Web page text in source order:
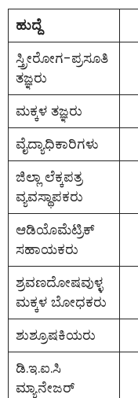
ಹುದ್ದೆ
ಸ್ತ್ರೀರೋಗ-ಪ್ರಸೂತಿ
ತಜ್ಞರು
ಮಕ್ಕಳ ತಜ್ಞರು
ವೈದ್ಯಾಧಿಕಾರಿಗಳು
ಜಿಲ್ಲಾ ಲೆಕ್ಕಪತ್ರ
ವ್ಯವಸ್ಥಾಪಕರು
ಆಡಿಯೊಮೆಟ್ರಿಕ್
ಸಹಾಯಕರು
ಶ್ರವಣದೋಷವುಳ್ಳ
ಮಕ್ಕಳ ಬೋಧಕರು
ಶುಶ್ರೂಷಕಿಯರು
ಡಿ.ಇ.ಐ.ಸಿ
ಮ್ಯಾನೇಜರ್